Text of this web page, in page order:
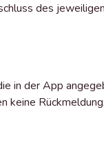
des
in der App
keine